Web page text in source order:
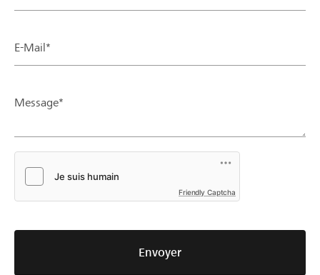
E-Mail*
Message*
Friendly Captcha
Envoyer